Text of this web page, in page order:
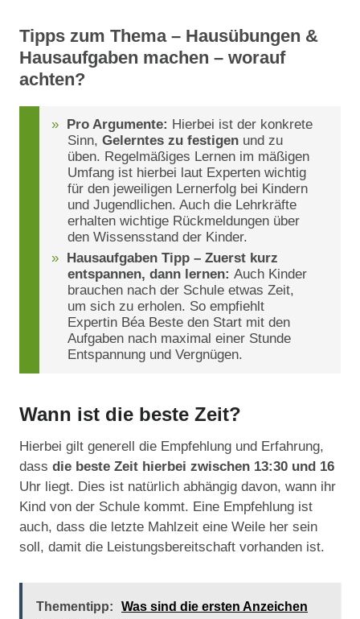
Tipps zum Thema – Hausübungen &
Hausaufgaben machen – worauf
achten?
Pro Argumente: Hierbei ist der konkrete
Sinn, Gelerntes zu festigen und zu
üben. Regelmäßiges Lernen im mäßigen
Umfang ist hierbei laut Experten wichtig
für den jeweiligen Lernerfolg bei Kindern
und Jugendlichen. Auch die Lehrkräfte
erhalten wichtige Rückmeldungen über
den Wissensstand der Kinder.
Hausaufgaben Tipp – Zuerst kurz
entspannen, dann lernen: Auch Kinder
brauchen nach der Schule etwas Zeit,
um sich zu erholen. So empfiehlt
Expertin Béa Beste den Start mit den
Aufgaben nach maximal einer Stunde
Entspannung und Vergnügen.
Wann ist die beste Zeit?
Hierbei gilt generell die Empfehlung und Erfahrung,
dass die beste Zeit hierbei zwischen 13:30 und 16
Uhr liegt. Dies ist natürlich abhängig davon, wann ihr
Kind von der Schule kommt. Eine Empfehlung ist
auch, dass die letzte Mahlzeit eine Weile her sein
soll, damit die Leistungsbereitschaft vorhanden ist.
Thementipp:
Was sind die ersten Anzeichen